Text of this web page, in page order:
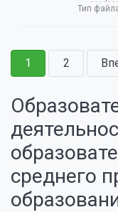
Тип
1 2
среднего